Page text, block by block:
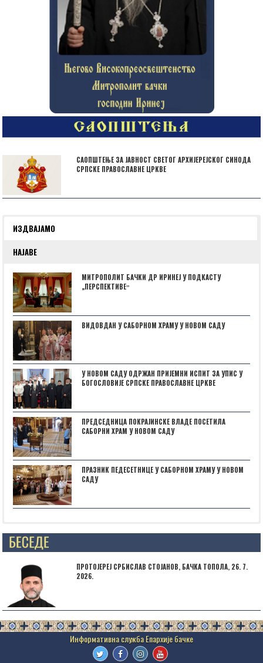
САОПШТЕЊЕ ЗА ЈАВНОСТ СВЕТОГ АРХИЈЕРЕЈСКОГ СИНОДА
СРПСКЕ ПРАВОСЛАВНЕ ЦРКВЕ
ИЗДВАЈАМО
НАЈАВЕ
МИТРОПОЛИТ БАЧКИ ДР ИРИНЕЈ У ПОДКАСТУ
„ПЕРСПЕКТИВЕˮ
ВИДОВДАН У САБОРНОМ ХРАМУ У НОВОМ САДУ
У НОВОМ САДУ ОДРЖАН ПРИЈЕМНИ ИСПИТ ЗА УПИС У
БОГОСЛОВИЈЕ СРПСКЕ ПРАВОСЛАВНЕ ЦРКВЕ
ПРЕДСЕДНИЦА ПОКРАЈИНСКЕ ВЛАДЕ ПОСЕТИЛА
САБОРНИ ХРАМ У НОВОМ САДУ
ПРАЗНИК ПЕДЕСЕТНИЦЕ У САБОРНОМ ХРАМУ У НОВОМ
САДУ
Posts not found
ПРОТОЈЕРЕЈ СРБИСЛАВ СТОЈАНОВ, БАЧКА ТОПОЛА, 26. 7.
2026.